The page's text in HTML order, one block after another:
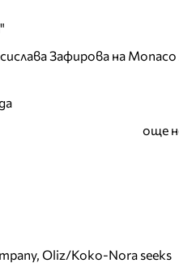
Зафирова на
още
Oliz/Koko-Nora seeks